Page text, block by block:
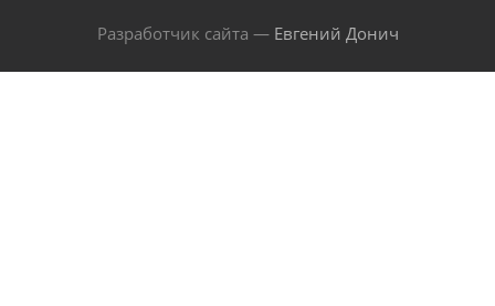
Разработчик сайта — Евгений Донич